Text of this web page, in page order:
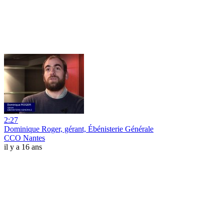
2:27
Dominique Roger, gérant, Ébénisterie Générale
CCO Nantes
il y a 16 ans